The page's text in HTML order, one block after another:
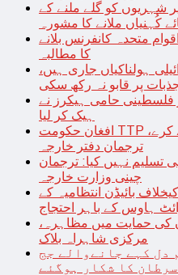
شہریوں کو گلے ملنے کے
کُہنیاں ملانے کا مشورہ
متحدہ کانفرنس بلانے
کا مطالبہ
ہولناکیاں جاری ہیں،
جذبات پر قابو نہ رکھ سکی
فلسطینی حامی ہیکرز نے
ہیک کر لیا
افغان حکومت TTP قیادت کو پاکستان کے حوالے کرے،
ترجمان دفتر خارجہ
تسلیم نہیں کیا: ترجمان
چینی وزارت خارجہ
بائیڈن انتظامیہ کے
ہاوس کے باہر احتجاج
کی حمایت میں مظاہرہ،
مرکزی شاہراہ بلاک
دل کہے جانےوالے جج
کا شکار ہوگئے